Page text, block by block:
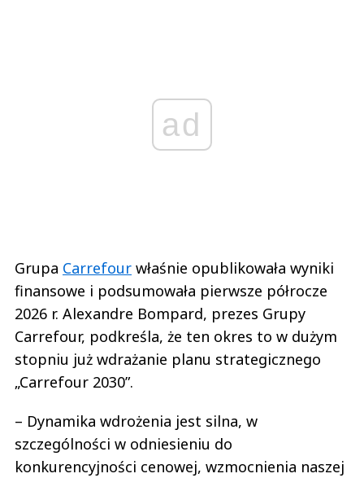
ad
Grupa Carrefour właśnie opublikowała wyniki
finansowe i podsumowała pierwsze półrocze
2026 r. Alexandre Bompard, prezes Grupy
Carrefour, podkreśla, że ten okres to w dużym
stopniu już wdrażanie planu strategicznego
„Carrefour 2030”.
– Dynamika wdrożenia jest silna, w
szczególności w odniesieniu do
konkurencyjności cenowej, wzmocnienia naszej